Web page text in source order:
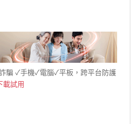
騙 ✓手機✓電腦✓平板，跨平台防護
載試用